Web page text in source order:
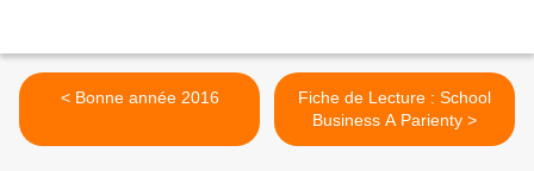
< Bonne année 2016
Fiche de Lecture : School
Business A Parienty >